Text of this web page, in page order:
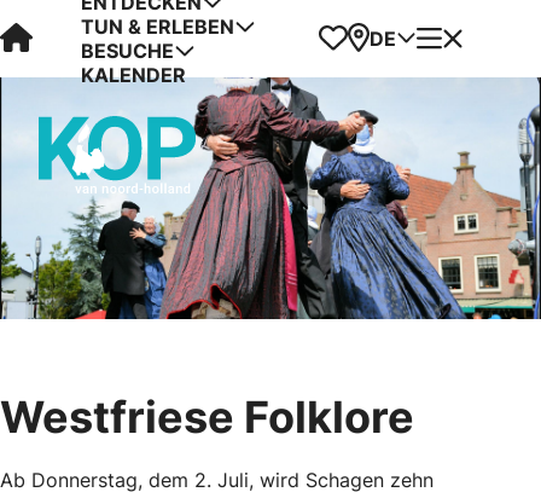
Visit Kop van Holland
TUN & ERLEBEN
BESUCHE
KALENDER
Favoriten
Karte
DE Menü
Westfriese Folklore
Ab Donnerstag, dem 2. Juli, wird Schagen zehn